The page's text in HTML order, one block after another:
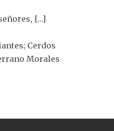
[…]
Cerdos
Morales